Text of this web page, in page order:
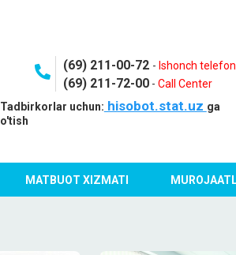
(69) 211-00-72 - Ishonch
(69) 211-72-00- Call Center
Tadbirkorlar uchun: hisobot.stat.uz ga
o'tish
MATBUOT XIZMATI